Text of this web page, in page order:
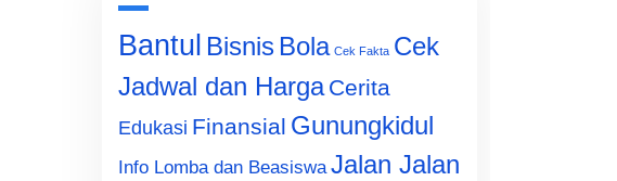
Bantul Bisnis Bola Cek Fakta Cek
Jadwal dan Harga Cerita
Edukasi Finansial Gunungkidul
Info Lomba dan Beasiswa Jalan Jalan